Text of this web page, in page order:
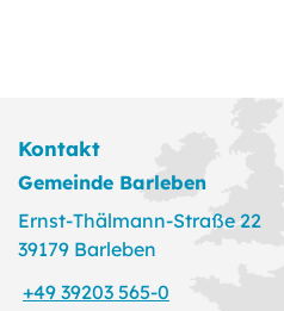
Kontakt
Gemeinde Barleben
Ernst-Thälmann-Straße 22
39179 Barleben
+49 39203 565-0